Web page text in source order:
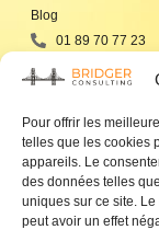
Pour offrir les
telles que les cookies
appareils. Le
des données telles
uniques sur ce site.
peut avoir un effet
Blog
01 89 70 77 23
Par email